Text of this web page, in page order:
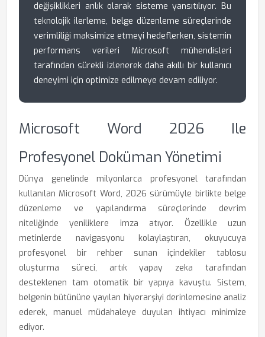
değişiklikleri anlık olarak sisteme yansıtılıyor. Bu
teknolojik ilerleme, belge düzenleme süreçlerinde
verimliliği maksimize etmeyi hedeflerken, sistemin
performans verileri Microsoft mühendisleri
tarafından sürekli izlenerek daha akıllı bir kullanıcı
deneyimi için optimize edilmeye devam ediliyor.
Microsoft Word 2026 Ile
Profesyonel Doküman Yönetimi
Dünya genelinde milyonlarca profesyonel tarafından
kullanılan Microsoft Word, 2026 sürümüyle birlikte belge
düzenleme ve yapılandırma süreçlerinde devrim
niteliğinde yeniliklere imza atıyor. Özellikle uzun
metinlerde navigasyonu kolaylaştıran, okuyucuya
profesyonel bir rehber sunan içindekiler tablosu
oluşturma süreci, artık yapay zeka tarafından
desteklenen tam otomatik bir yapıya kavuştu. Sistem,
belgenin bütününe yayılan hiyerarşiyi derinlemesine analiz
ederek, manuel müdahaleye duyulan ihtiyacı minimize
ediyor.